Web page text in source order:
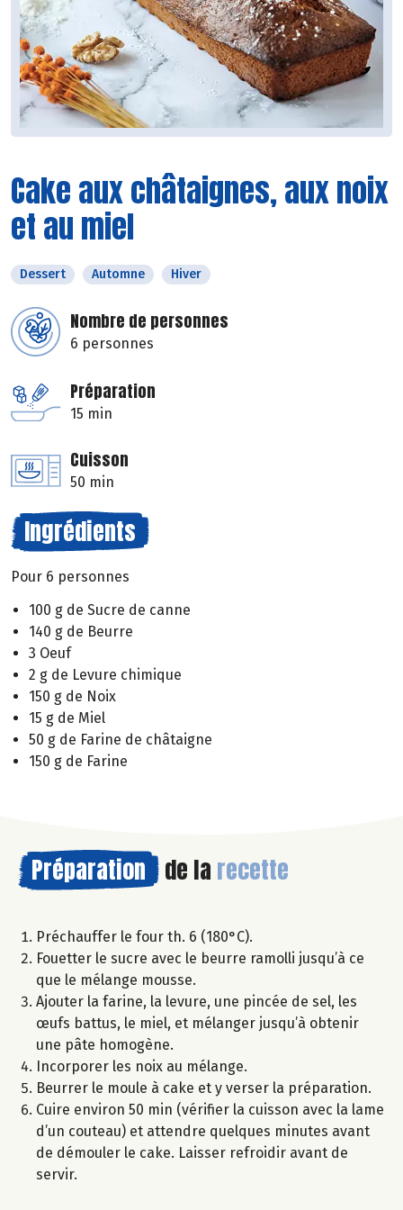
Cake aux châtaignes, aux noix
et au miel
Dessert Automne Hiver
Nombre de personnes
6 personnes
Préparation
15 min
Cuisson
50 min
Ingrédients
Pour 6 personnes
100 g de Sucre de canne
140 g de Beurre
3 Oeuf
2 g de Levure chimique
150 g de Noix
15 g de Miel
50 g de Farine de châtaigne
150 g de Farine
Préparation de la recette
Préchauffer le four th. 6 (180°C).
Fouetter le sucre avec le beurre ramolli jusqu’à ce
que le mélange mousse.
Ajouter la farine, la levure, une pincée de sel, les
œufs battus, le miel, et mélanger jusqu’à obtenir
une pâte homogène.
Incorporer les noix au mélange.
Beurrer le moule à cake et y verser la préparation.
Cuire environ 50 min (vérifier la cuisson avec la lame
d’un couteau) et attendre quelques minutes avant
de démouler le cake. Laisser refroidir avant de
servir.